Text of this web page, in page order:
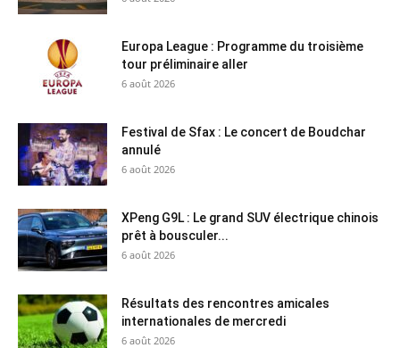
Europa League : Programme du troisième
tour préliminaire aller
6 août 2026
Festival de Sfax : Le concert de Boudchar
annulé
6 août 2026
XPeng G9L : Le grand SUV électrique chinois
prêt à bousculer...
6 août 2026
Résultats des rencontres amicales
internationales de mercredi
6 août 2026